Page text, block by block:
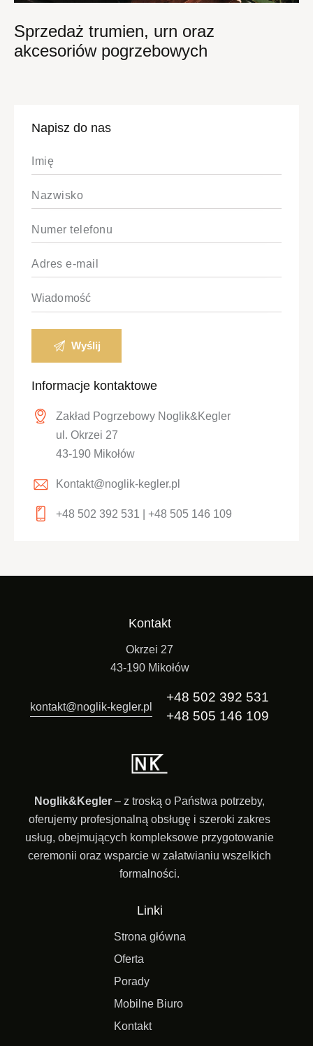
Sprzedaż trumien, urn oraz
akcesoriów pogrzebowych
Napisz do nas
Informacje kontaktowe
Zakład Pogrzebowy Noglik&Kegler
ul. Okrzei 27
43-190 Mikołów
Kontakt@noglik-kegler.pl
+48 502 392 531 | +48 505 146 109
Kontakt
Okrzei 27
43-190 Mikołów
kontakt@noglik-kegler.pl
+48 502 392 531
+48 505 146 109
Noglik&Kegler – z troską o Państwa potrzeby,
oferujemy profesjonalną obsługę i szeroki zakres
usług, obejmujących kompleksowe przygotowanie
ceremonii oraz wsparcie w załatwianiu wszelkich
formalności.
Linki
Strona główna
Oferta
Porady
Mobilne Biuro
Kontakt